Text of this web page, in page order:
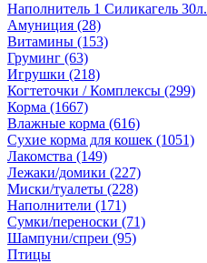
Наполнитель 1 Силикагель 30л.
Амуниция (28)
Витамины (153)
Груминг (63)
Игрушки (218)
Когтеточки / Комплексы (299)
Корма (1667)
Влажные корма (616)
Сухие корма для кошек (1051)
Лакомства (149)
Лежаки/домики (227)
Миски/туалеты (228)
Наполнители (171)
Сумки/переноски (71)
Шампуни/спреи (95)
Птицы